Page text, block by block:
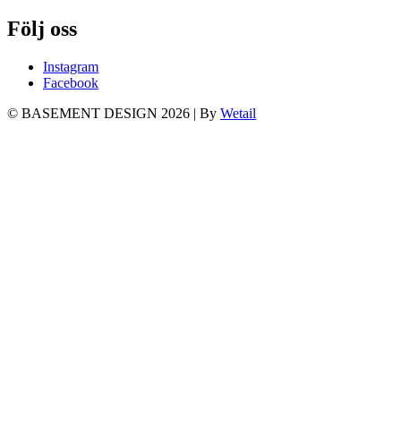
Följ oss
Instagram
Facebook
© BASEMENT DESIGN 2026 | By Wetail